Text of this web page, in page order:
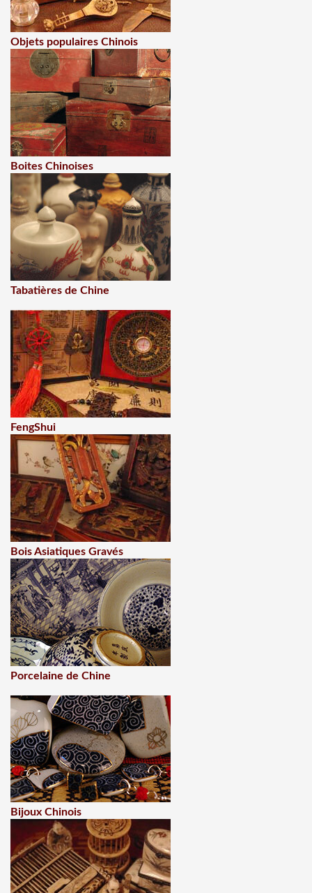
Objets populaires Chinois
Boites Chinoises
Tabatières de Chine
FengShui
Bois Asiatiques Gravés
Porcelaine de Chine
Bijoux Chinois